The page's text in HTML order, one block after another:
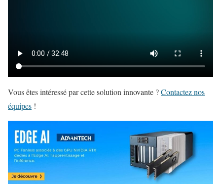
Vous êtes intéressé par cette solution innovante ?Contactez nos
équipes !